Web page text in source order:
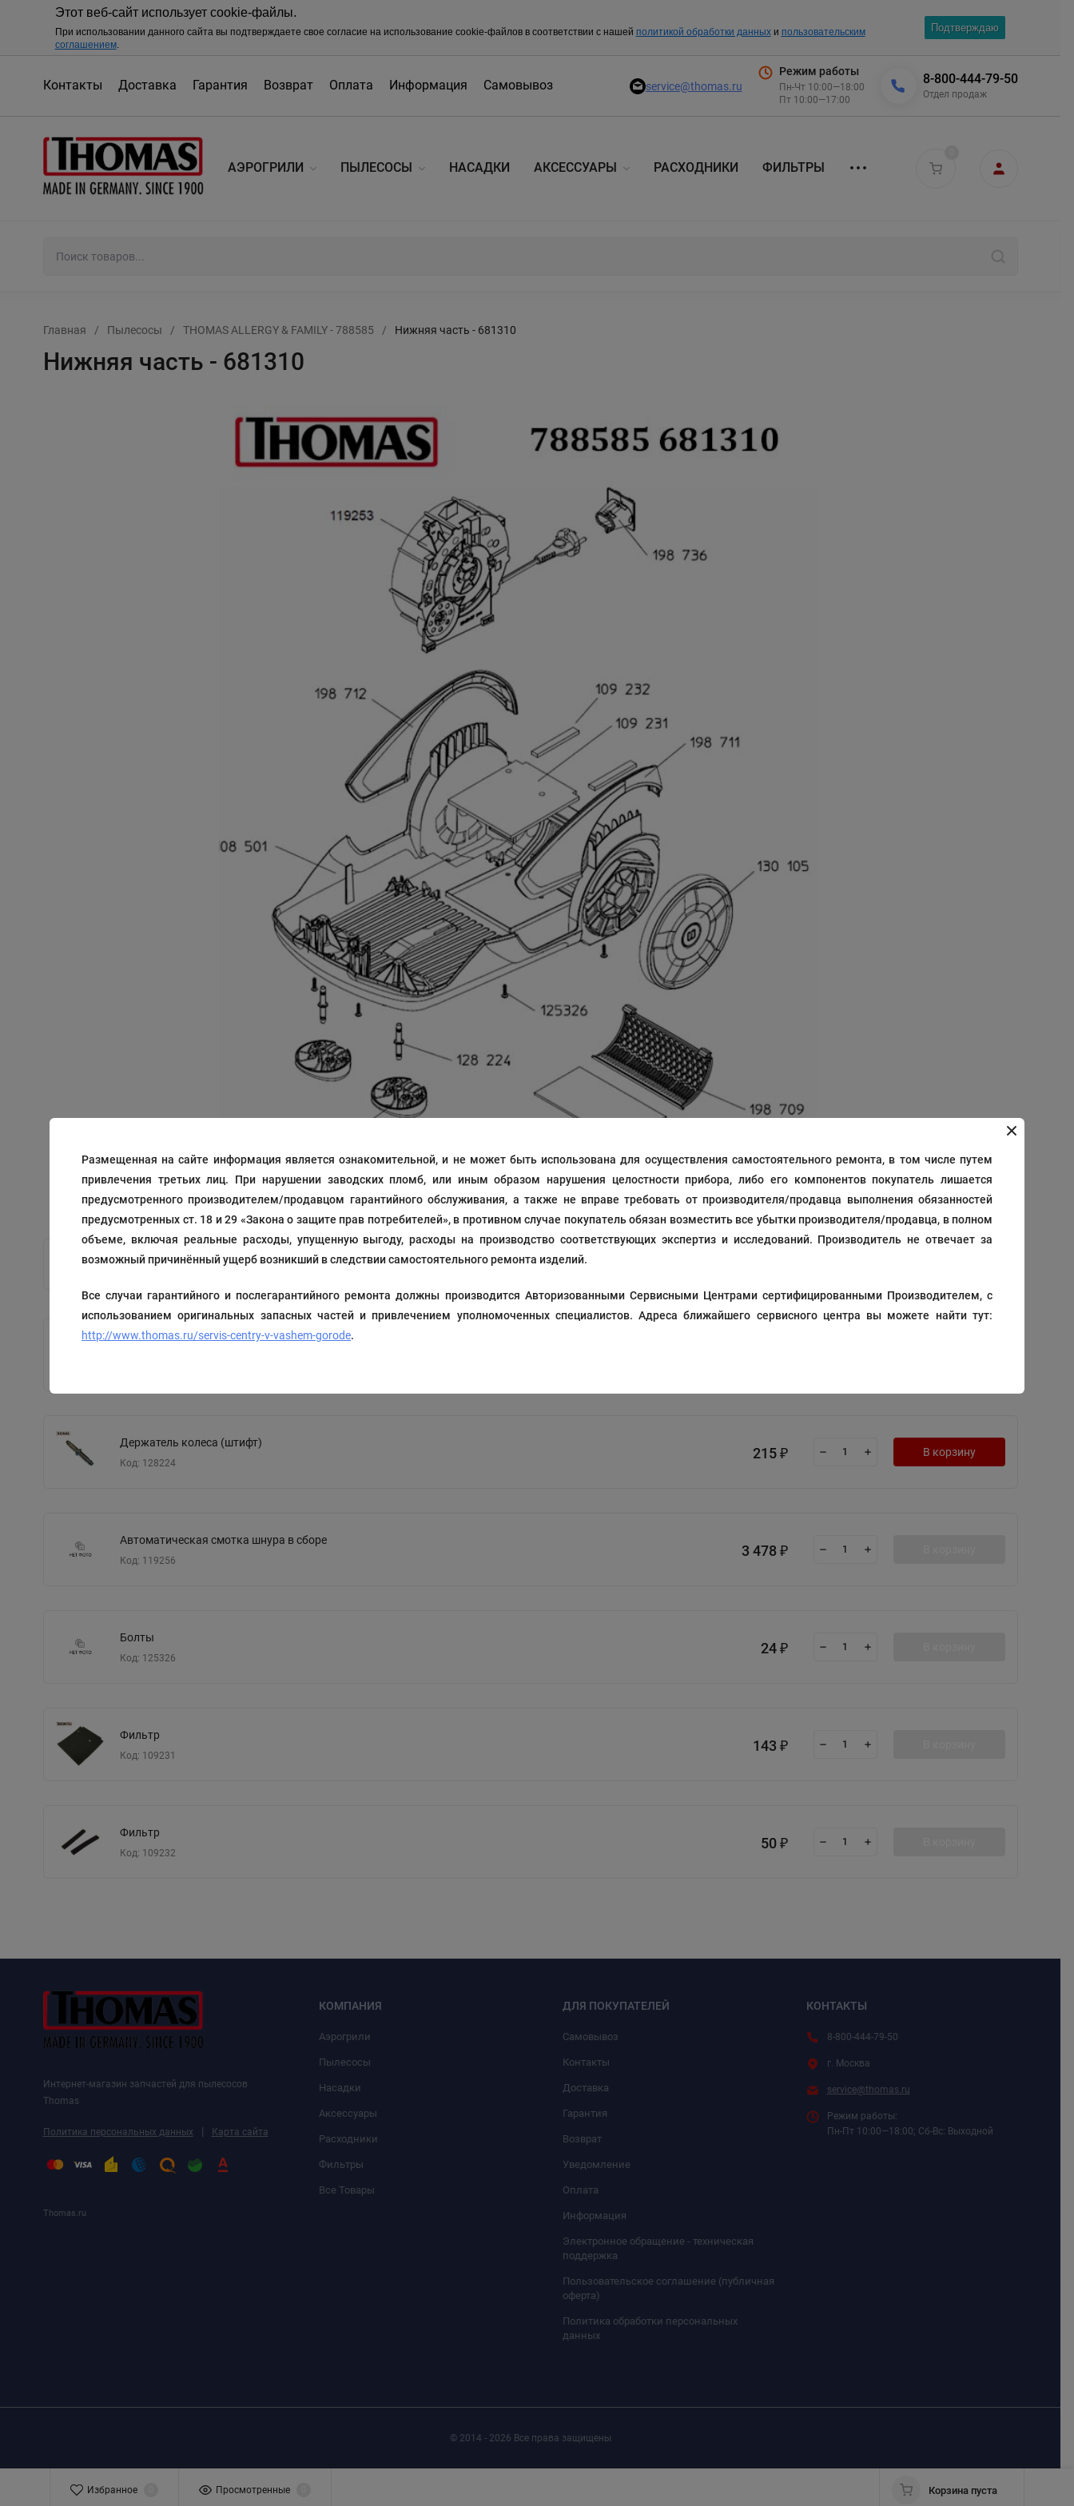
Размещенная на сайте информация является ознакомительной, и не может быть использована для осуществления самостоятельного ремонта, в том числе путем
привлечения третьих лиц. При нарушении заводских пломб, или иным образом нарушения целостности прибора, либо его компонентов покупатель лишается
предусмотренного производителем/продавцом гарантийного обслуживания, а также не вправе требовать от производителя/продавца выполнения обязанностей
предусмотренных ст. 18 и 29 «Закона о защите прав потребителей», в противном случае покупатель обязан возместить все убытки производителя/продавца, в полном
объеме, включая реальные расходы, упущенную выгоду, расходы на производство соответствующих экспертиз и исследований. Производитель не отвечает за
возможный причинённый ущерб возникший в следствии самостоятельного ремонта изделий.
Все случаи гарантийного и послегарантийного ремонта должны производится Авторизованными Сервисными Центрами сертифицированными Производителем, с
использованием оригинальных запасных частей и привлечением уполномоченных специалистов. Адреса ближайшего сервисного центра вы можете найти тут:
http://www.thomas.ru/servis-centry-v-vashem-gorode.
Этот веб-сайт использует cookie-файлы.
При использовании данного сайта вы подтверждаете свое согласие на использование cookie-файлов в соответствии с нашей политикой обработки данныхи пользовательским
соглашением.
Подтверждаю
Контакты Доставка Гарантия Возврат Оплата Информация Самовывоз service@thomas.ru
Режим работы
Пн-Чт 10:00—18:00
Пт 10:00—17:00
8-800-444-79-50
Отдел продаж
АЭРОГРИЛИ ПЫЛЕСОСЫ НАСАДКИ АКСЕССУАРЫ РАСХОДНИКИ ФИЛЬТРЫ
Главная / Пылесосы / THOMAS ALLERGY & FAMILY - 788585 / Нижняя часть - 681310
Нижняя часть - 681310
Микрофильтр для моделей XT
Держатель колеса (штифт)
Код: 128224
215 ₽ В корзину
Автоматическая смотка шнура в сборе
Код: 119256
3 478 ₽
Болты
Код: 125326
24 ₽
Фильтр
Код: 109231
143 ₽
Фильтр
Код: 109232
50 ₽
Интернет-магазин запчастей для пылесосов
Thomas
Политика персональных данных | Карта сайта
Thomas.ru
КОМПАНИЯ
Аэрогрили
Пылесосы
Насадки
Аксессуары
Расходники
Фильтры
Все Товары
ДЛЯ ПОКУПАТЕЛЕЙ
Самовывоз
Контакты
Доставка
Гарантия
Возврат
Уведомление
Оплата
Информация
Электронное обращение - техническая
поддержка
Пользовательское соглашение (публичная
оферта)
Политика обработки персональных
данных
КОНТАКТЫ
8-800-444-79-50
г. Москва
service@thomas.ru
Режим работы:
Пн-Пт 10:00—18:00; Сб-Вс: Выходной
© 2014 - 2026 Все права защищены
Избранное Просмотренные Корзина пуста